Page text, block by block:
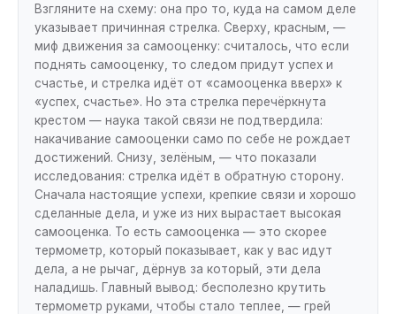
Взгляните на схему: она про то, куда на самом деле
указывает причинная стрелка. Сверху, красным, —
миф движения за самооценку: считалось, что если
поднять самооценку, то следом придут успех и
счастье, и стрелка идёт от «самооценка вверх» к
«успех, счастье». Но эта стрелка перечёркнута
крестом — наука такой связи не подтвердила:
накачивание самооценки само по себе не рождает
достижений. Снизу, зелёным, — что показали
исследования: стрелка идёт в обратную сторону.
Сначала настоящие успехи, крепкие связи и хорошо
сделанные дела, и уже из них вырастает высокая
самооценка. То есть самооценка — это скорее
термометр, который показывает, как у вас идут
дела, а не рычаг, дёрнув за который, эти дела
наладишь. Главный вывод: бесполезно крутить
термометр руками, чтобы стало теплее, — грей